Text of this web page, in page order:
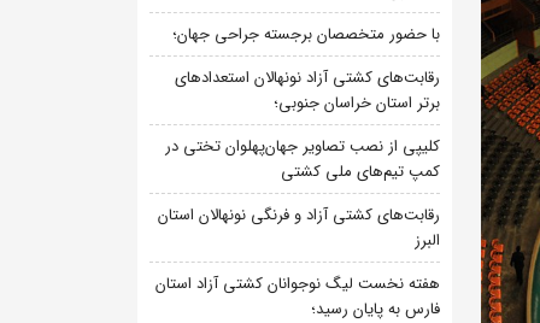
با حضور متخصصان برجسته جراحی جهان؛
رقابت‌های کشتی آزاد نونهالان استعدادهای
برتر استان خراسان جنوبی؛
کلیپی از نصب تصاویر جهان‌پهلوان تختی در
کمپ تیم‌های ملی کشتی
رقابت‌های کشتی آزاد و فرنگی نونهالان استان
البرز
هفته نخست لیگ نوجوانان کشتی آزاد استان
فارس به پایان رسید؛